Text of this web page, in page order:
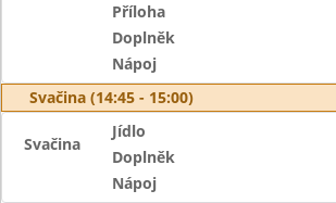
Příloha
Doplněk
Nápoj
Svačina (14:45 - 15:00)
Svačina
Jídlo
Doplněk
Nápoj